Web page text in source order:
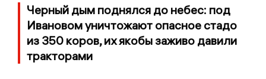
Черный дым поднялся до небес: под
Ивановом уничтожают опасное стадо
из 350 коров, их якобы заживо давили
тракторами